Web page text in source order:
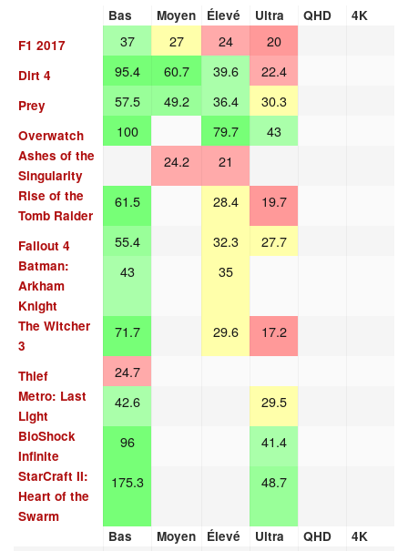
Bas Moyen Élevé Ultra QHD
4K
F1 2017
37 27 24 20
Dirt 4 95.4 60.7 39.6 22.4
Prey 57.5 49.2 36.4 30.3
Overwatch 100 79.7 43
Ashes of the
Singularity
24.2 21
Rise of the
Tomb Raider
61.5 28.4 19.7
Fallout 4 55.4 32.3 27.7
Batman:
Arkham
Knight
43 35
The Witcher
3
71.7 29.6 17.2
Thief 24.7
Metro: Last
Light
42.6 29.5
BioShock
Infinite
96 41.4
StarCraft II:
Heart of the
Swarm
175.3 48.7
Bas Moyen Élevé Ultra QHD 4K